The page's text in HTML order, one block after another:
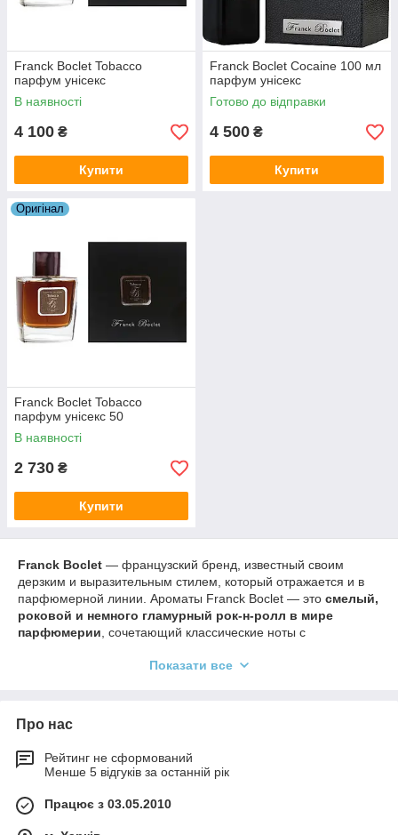
Franck Boclet Tobacco
парфум унісекс
В наявності
4 100 ₴
Купити
Franck Boclet Cocaine 100 мл
парфум унісекс
Готово до відправки
4 500 ₴
Купити
Оригiнал
Franck Boclet Tobacco
парфум унісекс 50
В наявності
2 730 ₴
Купити
Franck Boclet — французский бренд, известный своим
дерзким и выразительным стилем, который отражается и в
парфюмерной линии. Ароматы Franck Boclet — это смелый,
роковой и немного гламурный рок-н-ролл в мире
парфюмерии , сочетающий классические ноты с
Boclet
Стиль:рок-стилистика, гламур, сексуальность,
Образ:
самовыражения
Показати все
Про нас
Рейтинг не сформований
Менше 5 відгуків за останній рік
Працює з 03.05.2010